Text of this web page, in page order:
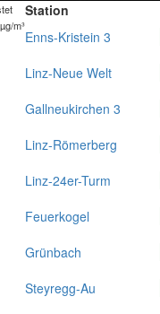
m³
Station
Enns-Kristein 3
Linz-Neue Welt
Gallneukirchen 3
Linz-Römerberg
Linz-24er-Turm
Feuerkogel
Grünbach
Steyregg-Au